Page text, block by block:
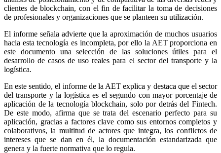
clientes de blockchain, con el fin de facilitar la toma de decisiones
de profesionales y organizaciones que se planteen su utilización.
El informe señala advierte que la aproximación de muchos usuarios
hacia esta tecnología es incompleta, por ello la AET proporciona en
este documento una selección de las soluciones útiles para el
desarrollo de casos de uso reales para el sector del transporte y la
logística.
En este sentido, el informe de la AET explica y destaca que el sector
del transporte y la logística es el segundo con mayor porcentaje de
aplicación de la tecnología blockchain, solo por detrás del Fintech.
De este modo, afirma que se trata del escenario perfecto para su
aplicación, gracias a factores clave como sus entornos completos y
colaborativos, la multitud de actores que integra, los conflictos de
intereses que se dan en él, la documentación estandarizada que
genera y la fuerte normativa que lo regula.